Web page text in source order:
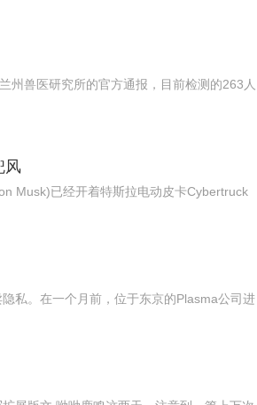
州兽医研究所的官方通报，目前检测的263人
风
Musk)已经开着特斯拉电动皮卡Cybertruck
私。在一个月前，位于东京的Plasma公司进